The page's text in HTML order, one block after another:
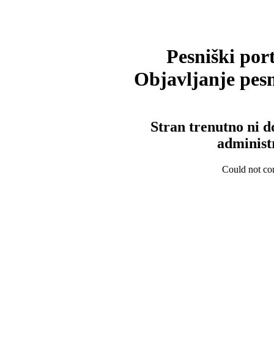
Pesniški
Objavljanje
Stran trenutno ni
Could not